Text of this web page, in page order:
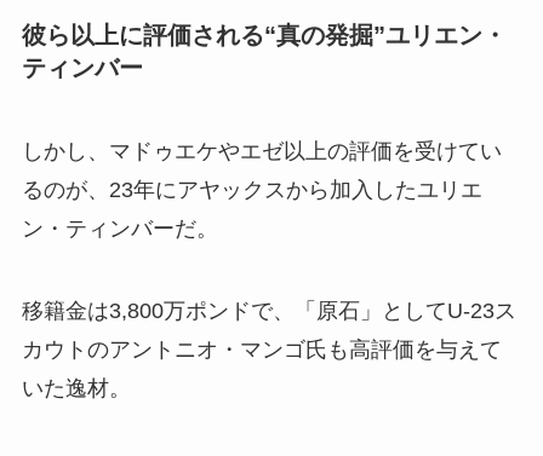
彼ら以上に評価される“真の発掘”ユリエン・
ティンバー
しかし、マドゥエケやエゼ以上の評価を受けてい
るのが、23年にアヤックスから加入したユリエ
ン・ティンバーだ。
移籍金は3,800万ポンドで、「原石」としてU-23ス
カウトのアントニオ・マンゴ氏も高評価を与えて
いた逸材。